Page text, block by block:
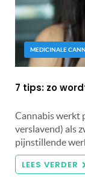
MEDICINALE
7 tips: zo
Cannabis werkt
verslavend) als
pijnstillende
LEES VERDER